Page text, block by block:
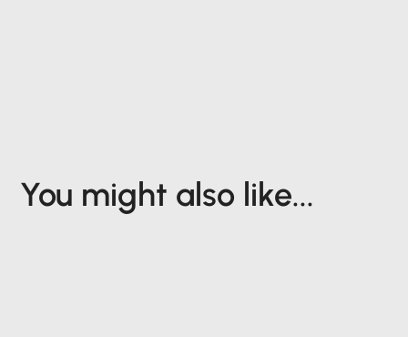
You might also like...